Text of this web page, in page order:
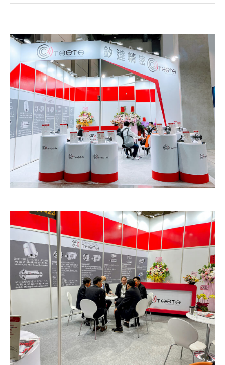
海外据点
各大品牌主轴维修
联络我们
繁體中文 English 日本語
简体中文